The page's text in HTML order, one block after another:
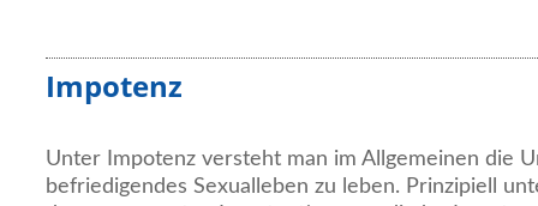
Impotenz
Unter Impotenz versteht man im Allgemeinen die
befriedigendes Sexualleben zu leben. Prinzipiell